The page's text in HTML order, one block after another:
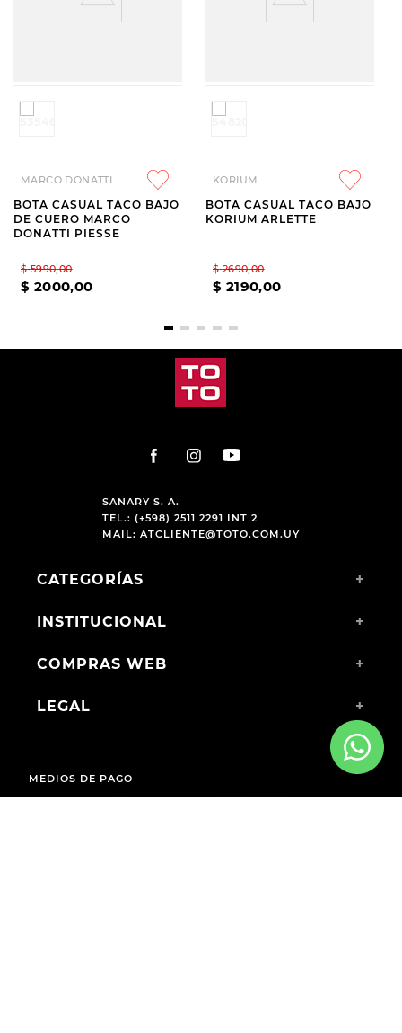
MARCO DONATTI
BOTA CASUAL TACO BAJO
DE CUERO MARCO
DONATTI PIESSE
$ 5990,00
$ 2000,00
KORIUM
BOTA CASUAL TACO BAJO
KORIUM ARLETTE
$ 2690,00
$ 2190,00
SANARY S. A.
TEL.: (+598) 2511 2291 INT 2
MAIL: ATCLIENTE@TOTO.COM.UY
CATEGORÍAS +
INSTITUCIONAL +
COMPRAS WEB +
LEGAL +
MEDIOS DE PAGO